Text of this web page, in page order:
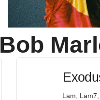
Bob
Lam,